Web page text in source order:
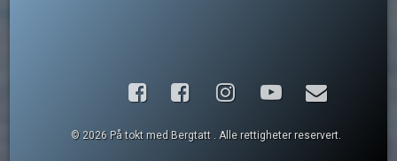
FacebookInstagram
YouTubeE-post
© 2026 På tokt med Bergtatt . Alle rettigheter reservert.